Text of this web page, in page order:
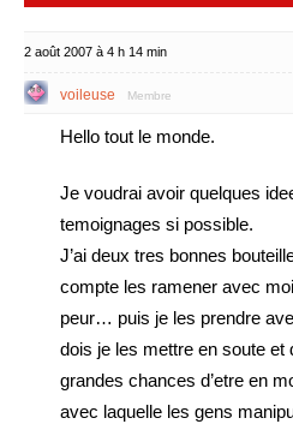
2 août 2007 à 4 h 14 min
voileuse Membre
Hello tout le monde.
Je voudrai avoir quelques
temoignages si possible.
J’ai deux tres bonnes
compte les ramener avec
peur… puis je les prendre
dois je les mettre en soute
grandes chances d’etre en
avec laquelle les gens